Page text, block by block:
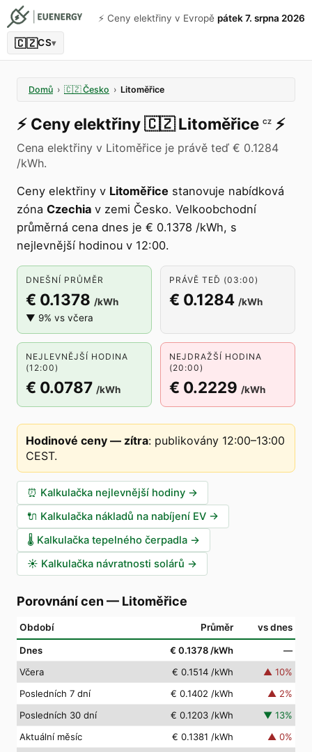
⚡️ Ceny elektřiny v Evropě pátek 7. srpna 2026
🇨🇿CS▾
Domů › 🇨🇿 Česko › Litoměřice
⚡️ Ceny elektřiny🇨🇿 Litoměřice CZ ⚡️
Cena elektřiny v Litoměřice je právě teď € 0.1284
/kWh.
Ceny elektřiny v Litoměřice stanovuje nabídková
zóna Czechia v zemi Česko. Velkoobchodní
průměrná cena dnes je € 0.1378 /kWh, s
nejlevnější hodinou v 12:00.
DNEŠNÍ PRŮMĚR
€ 0.1378 /kWh
▼ 9% vs včera
PRÁVĚ TEĎ (03:00)
€ 0.1284 /kWh
NEJLEVNĚJŠÍ HODINA
(12:00)
€ 0.0787 /kWh
NEJDRAŽŠÍ HODINA
(20:00)
€ 0.2229 /kWh
Hodinové ceny — zítra: publikovány 12:00–13:00
CEST.
⏰ Kalkulačka nejlevnější hodiny →
🔌 Kalkulačka nákladů na nabíjení EV →
🌡️ Kalkulačka tepelného čerpadla →
☀️ Kalkulačka návratnosti solárů →
Porovnání cen — Litoměřice
Období Průměr vs dnes
Dnes € 0.1378 /kWh
—
Včera
€ 0.1514 /kWh ▲ 10%
Posledních 7 dní
€ 0.1402 /kWh ▲ 2%
Posledních 30 dní
€ 0.1203 /kWh ▼ 13%
Aktuální měsíc
€ 0.1381 /kWh ▲ 0%